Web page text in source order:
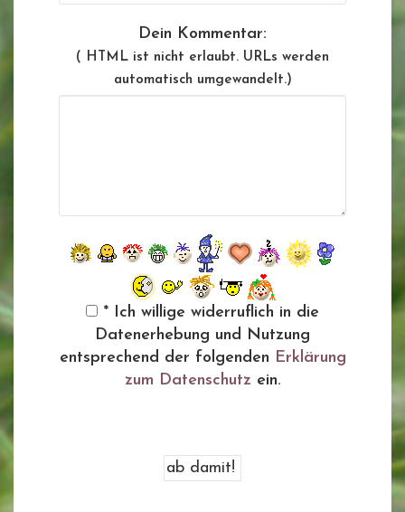
Dein Kommentar:
( HTML ist nicht erlaubt. URLs werden
automatisch umgewandelt.)
* Ich willige widerruflich in die
Datenerhebung und Nutzung
entsprechend der folgenden Erklärung
zum Datenschutz ein.